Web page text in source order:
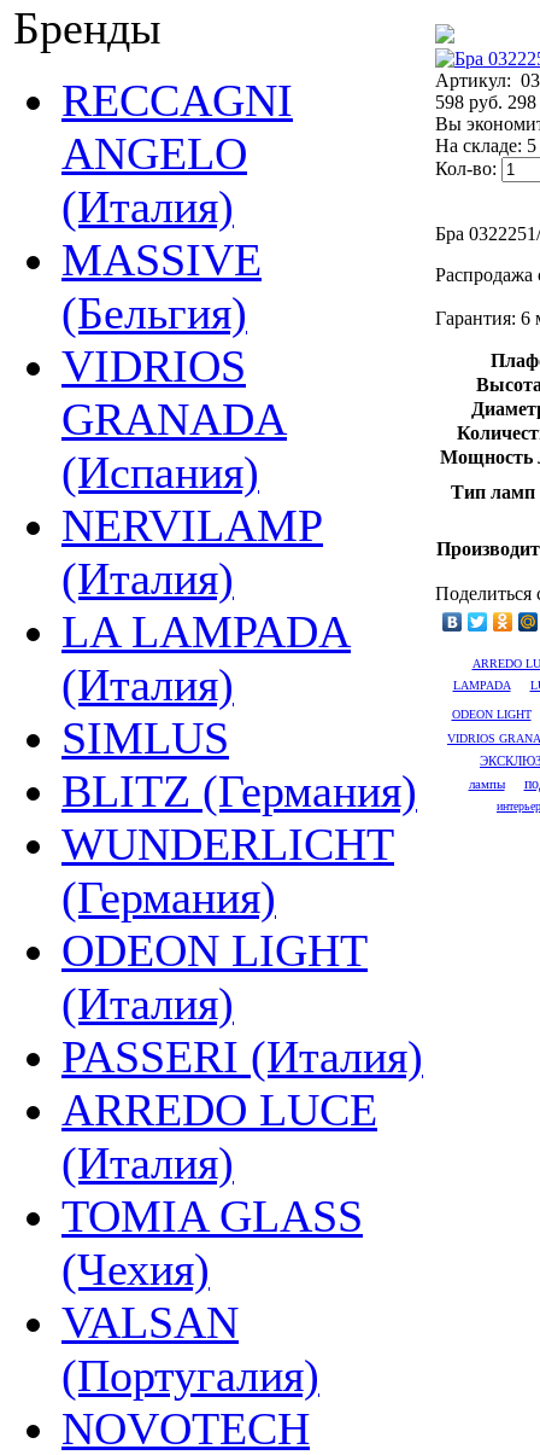
Бренды
RECCAGNI
ANGELO
(Италия)
MASSIVE
(Бельгия)
VIDRIOS
GRANADA
(Испания)
NERVILAMP
(Италия)
LA LAMPADA
(Италия)
SIMLUS
BLITZ (Германия)
WUNDERLICHT
(Германия)
ODEON LIGHT
(Италия)
PASSERI (Италия)
ARREDO LUCE
(Италия)
TOMIA GLASS
(Чехия)
VALSAN
(Португалия)
NOVOTECH
Артикул:
598 руб.
Вы
На складе: 5
Кол-во:
Бра
Распродажа
Гарантия: 6
Мощность
Тип ламп
Поделиться
ARREDO
LAMPADA
ODEON LIGHT
VIDRIOS
лампы